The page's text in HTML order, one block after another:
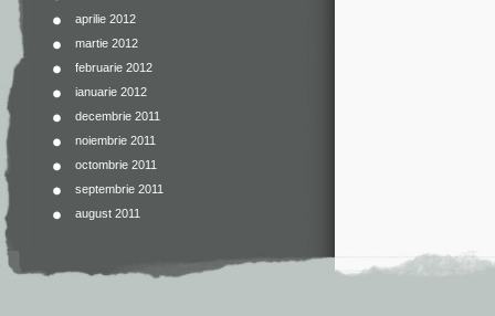
aprilie 2012
martie 2012
februarie 2012
ianuarie 2012
decembrie 2011
noiembrie 2011
octombrie 2011
septembrie 2011
august 2011